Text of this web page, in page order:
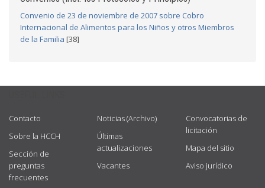
Convenio de 23 de noviembre de 2007 sobre Cobro
Internacional de Alimentos para los Niños y otros Miembros
de la Familia [38]
Contacto
Sobre la HCCH
Sección de
preguntas
frecuentes
Noticias (Archivo)
Últimas
actualizaciones
Vacantes
Convocatorias de
licitación
Mapa del sitio
Aviso jurídico